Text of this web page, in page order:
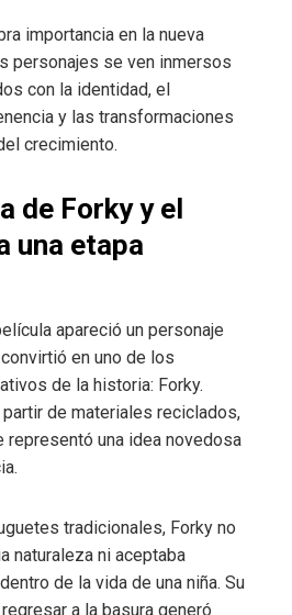
importancia en la nueva
personajes se ven inmersos
con la identidad, el
y las transformaciones
crecimiento.
de Forky y el
una etapa
apareció un personaje
en uno de los
de la historia: Forky.
de materiales reciclados,
representó una idea novedosa
tradicionales, Forky no
naturaleza ni aceptaba
de la vida de una niña. Su
a la basura generó